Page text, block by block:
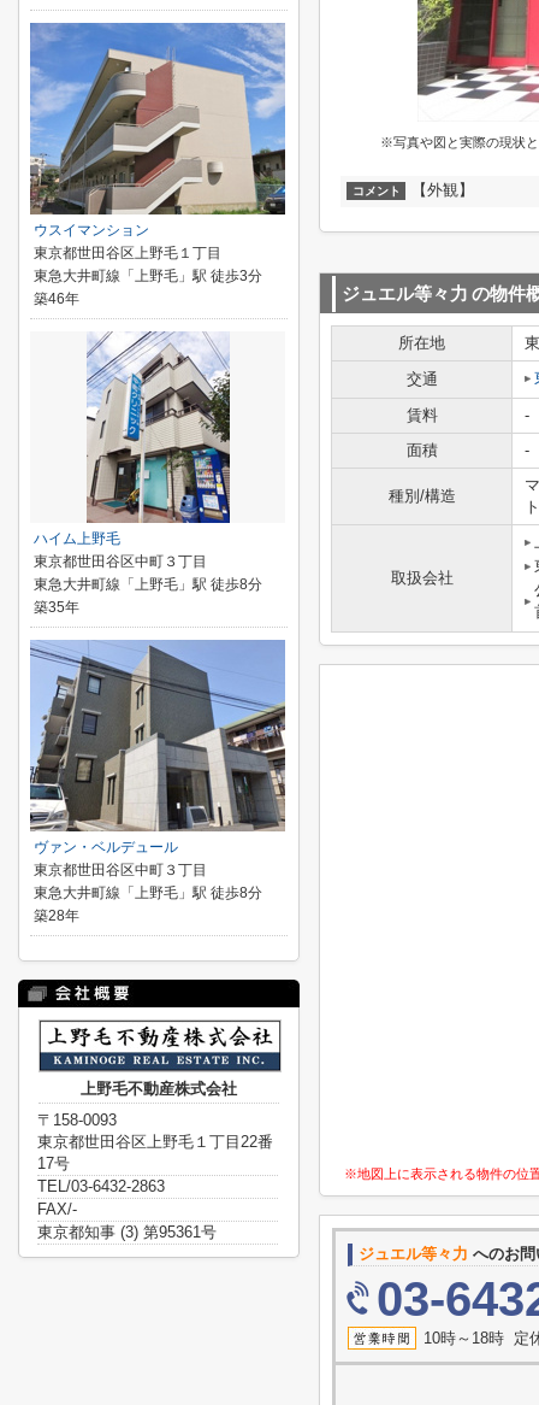
※写真や図と実際の現状
コメント 【外観】
ジュエル等々力 の物件
所在地
交通
賃料
-
面積
-
種別/構造
ト
取扱会社
※地図上に表示される物件の位
ジュエル等々力 へのお
03-
10時～18時 定
ウスイマンション
東京都世田谷区上野毛１丁目
東急大井町線「上野毛」駅 徒歩3分
築46年
ハイム上野毛
東京都世田谷区中町３丁目
東急大井町線「上野毛」駅 徒歩8分
築35年
ヴァン・ベルデュール
東京都世田谷区中町３丁目
東急大井町線「上野毛」駅 徒歩8分
築28年
上野毛不動産株式会社
〒158-0093
東京都世田谷区上野毛１丁目22番
17号
TEL/03-6432-2863
FAX/-
東京都知事 (3) 第95361号